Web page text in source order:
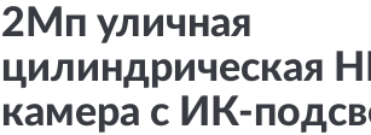
2Мп уличная
цилиндрическая
камера с ИК-